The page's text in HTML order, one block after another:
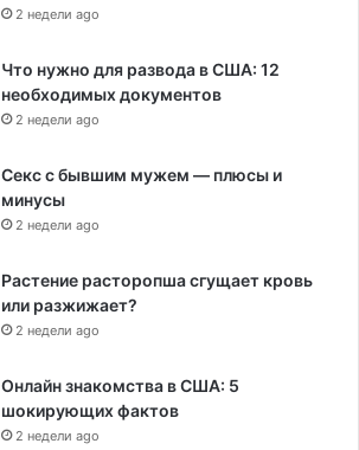
2 недели ago
Что нужно для развода в США: 12
необходимых документов
2 недели ago
Секс с бывшим мужем — плюсы и
минусы
2 недели ago
Растение расторопша сгущает кровь
или разжижает?
2 недели ago
Онлайн знакомства в США: 5
шокирующих фактов
2 недели ago